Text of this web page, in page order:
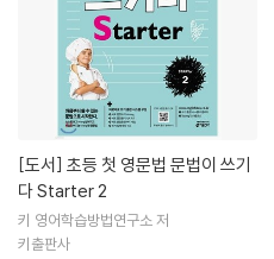
[도서]
다 Starter 2
키 영어학습방법연구소 저
키출판사